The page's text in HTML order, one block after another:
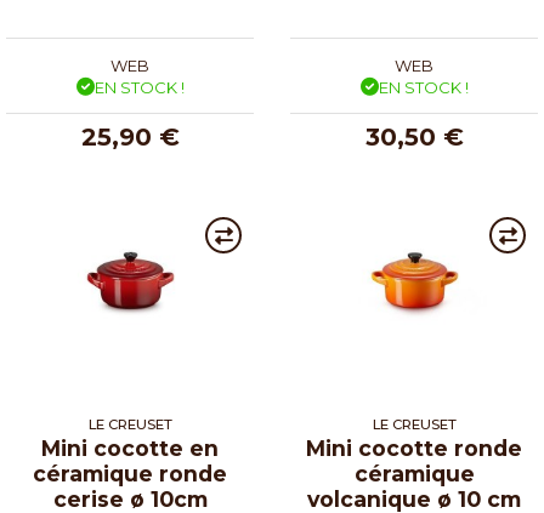
WEB
EN STOCK !
25,90 €
WEB
EN STOCK !
30,50 €
LE CREUSET
Mini cocotte en
céramique ronde
cerise ø 10cm
LE CREUSET
Mini cocotte ronde
céramique
volcanique ø 10 cm